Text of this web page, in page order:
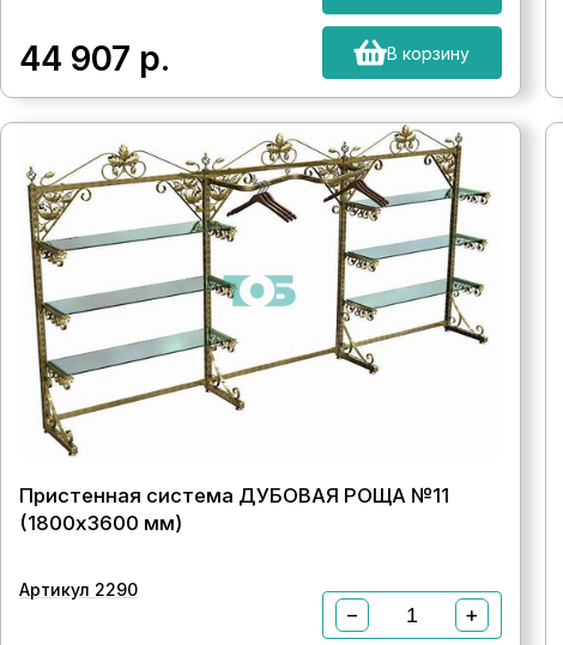
44 907 р. В корзину
Пристенная система ДУБОВАЯ РОЩА №11
(1800х3600 мм)
Артикул 2290
− +